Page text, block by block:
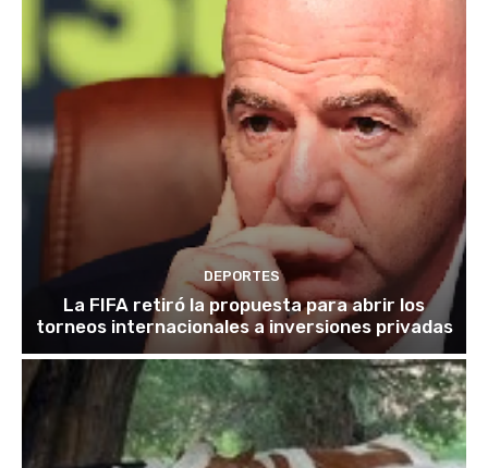
DEPORTES
La FIFA retiró la propuesta para abrir los
torneos internacionales a inversiones privadas